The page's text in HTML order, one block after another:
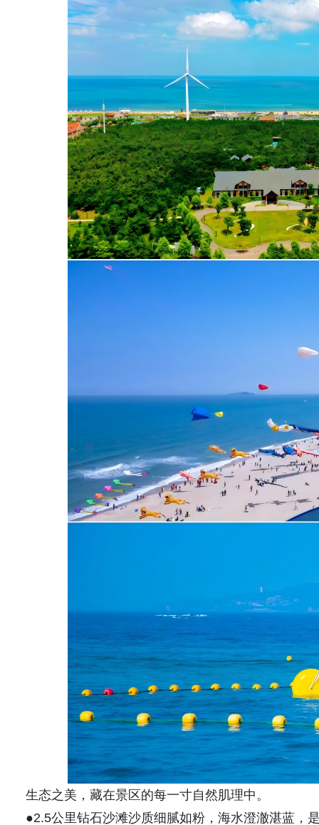
生态之美，藏在景区的每一寸自然肌理中。
●2.5公里钻石沙滩沙质细腻如粉，海水澄澈湛蓝，